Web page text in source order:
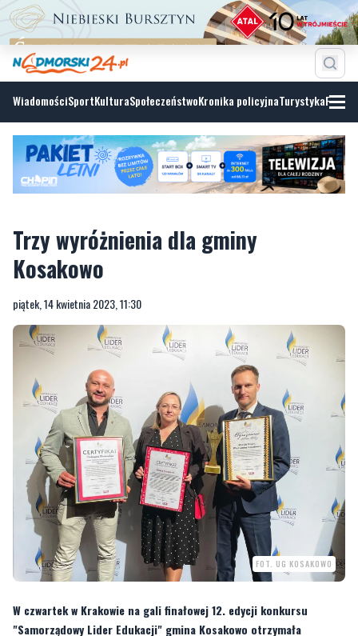
WiadomościSportKulturaSpołeczeństwoKronika policyjnaTurystyka
Trzy wyróżnienia dla gminy
Kosakowo
piątek, 14 kwietnia 2023, 11:30
FOT. UG KOSAKOWO
W czwartek w Krakowie na gali finałowej 12. edycji konkursu
"Samorządowy Lider Edukacji" gmina Kosakowo otrzymała